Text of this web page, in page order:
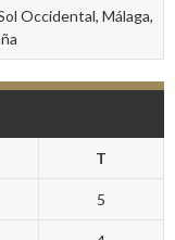
Occidental, Málaga,
T
5